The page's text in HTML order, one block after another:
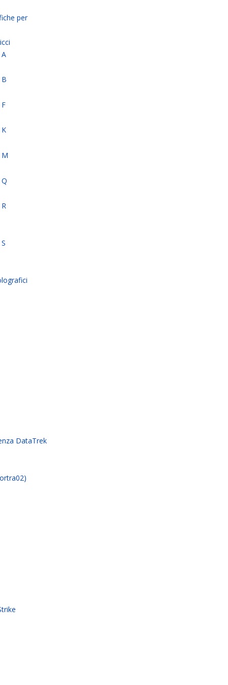
per
DataTrek